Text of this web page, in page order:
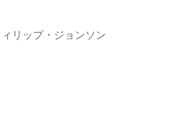
リップ・ジョンソン